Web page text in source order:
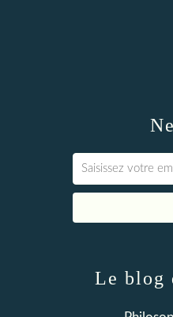
Le blog